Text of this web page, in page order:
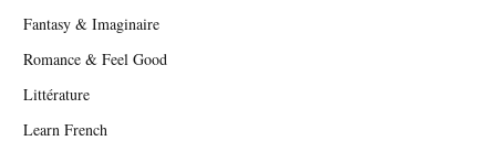
Fantasy & Imaginaire
Romance & Feel Good
Littérature
Learn French